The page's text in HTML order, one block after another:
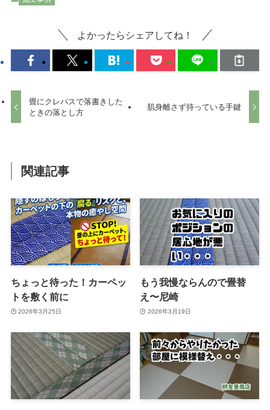
よかったらシェアしてね！
畳にクレパスで落書きした
ときの落とし方
肌身離さず持っている手鍵
関連記事
ちょっと待った！カーペッ
トを敷く前に
2026年3月25日
もう我慢ならんので畳替
え〜尼崎
2026年3月19日